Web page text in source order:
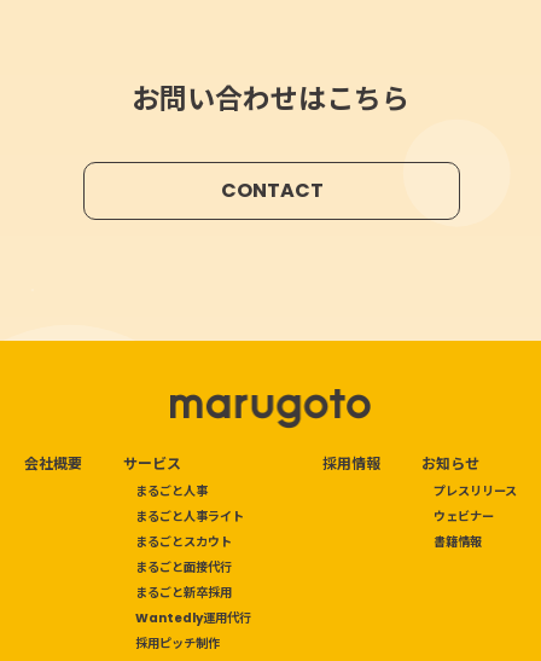
お問い合わせはこちら
CONTACT
会社概要 サービス
まるごと人事
まるごと人事ライト
まるごとスカウト
まるごと面接代行
まるごと新卒採用
Wantedly運用代行
採用ピッチ制作
採用情報 お知らせ
プレスリリース
ウェビナー
書籍情報